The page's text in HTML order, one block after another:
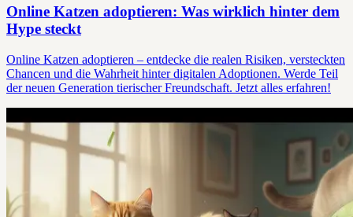
Online Katzen adoptieren: Was wirklich hinter dem
Hype steckt
Online Katzen adoptieren – entdecke die realen Risiken, versteckten
Chancen und die Wahrheit hinter digitalen Adoptionen. Werde Teil
der neuen Generation tierischer Freundschaft. Jetzt alles erfahren!